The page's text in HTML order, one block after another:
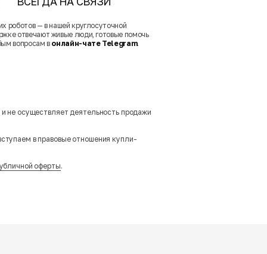
роботов — в нашей круглосуточной
отвечают живые люди, готовые помочь
вопросам в онлайн-чате Telegram.
не осуществляет деятельность продажи
в правовые отношения купли-
оферты.